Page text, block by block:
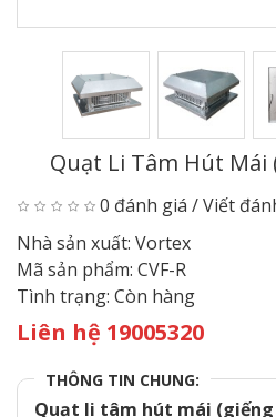
Quạt Li Tâm Hút Mái
0 đánh giá /Viết
Nhà sản xuất: Vortex
Mã sản phẩm: CVF-R
Tình trạng: Còn hàng
Liên hệ 19005320
THÔNG TIN CHUNG:
Quạt li tâm hút mái (giếng